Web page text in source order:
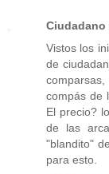
Ciudadano
Vistos los
de
compás de
El precio?
de las
"blandito"
para esto.